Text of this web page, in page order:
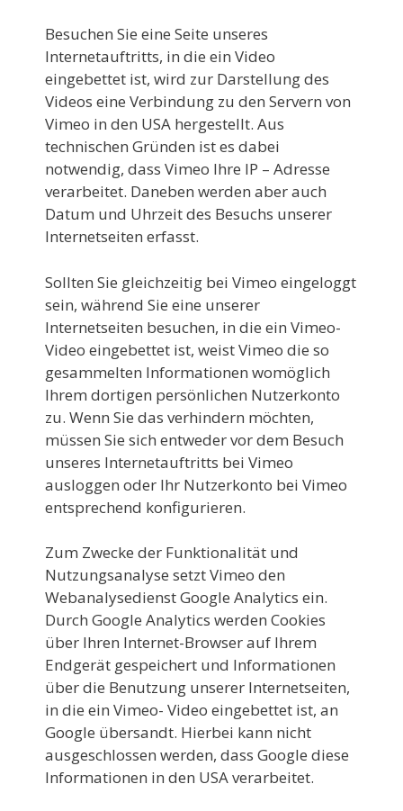
Besuchen Sie eine Seite unseres
Internetauftritts, in die ein Video
eingebettet ist, wird zur Darstellung des
Videos eine Verbindung zu den Servern von
Vimeo in den USA hergestellt. Aus
technischen Gründen ist es dabei
notwendig, dass Vimeo Ihre IP – Adresse
verarbeitet. Daneben werden aber auch
Datum und Uhrzeit des Besuchs unserer
Internetseiten erfasst.
Sollten Sie gleichzeitig bei Vimeo eingeloggt
sein, während Sie eine unserer
Internetseiten besuchen, in die ein Vimeo-
Video eingebettet ist, weist Vimeo die so
gesammelten Informationen womöglich
Ihrem dortigen persönlichen Nutzerkonto
zu. Wenn Sie das verhindern möchten,
müssen Sie sich entweder vor dem Besuch
unseres Internetauftritts bei Vimeo
ausloggen oder Ihr Nutzerkonto bei Vimeo
entsprechend konfigurieren.
Zum Zwecke der Funktionalität und
Nutzungsanalyse setzt Vimeo den
Webanalysedienst Google Analytics ein.
Durch Google Analytics werden Cookies
über Ihren Internet-Browser auf Ihrem
Endgerät gespeichert und Informationen
über die Benutzung unserer Internetseiten,
in die ein Vimeo- Video eingebettet ist, an
Google übersandt. Hierbei kann nicht
ausgeschlossen werden, dass Google diese
Informationen in den USA verarbeitet.